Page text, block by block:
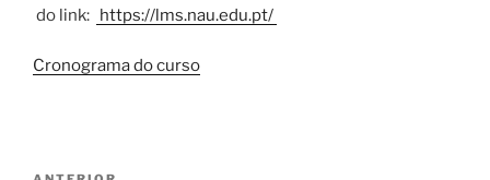
do link: https://lms.nau.edu.pt/
Cronograma do curso